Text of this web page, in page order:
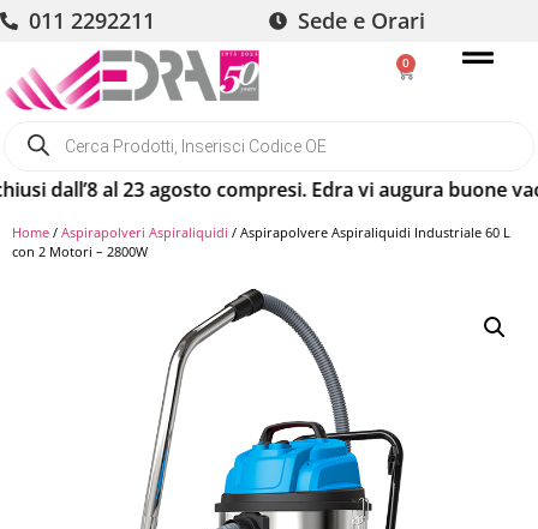
011 2292211 Sede e Orari
0
dall’8 al 23 agosto compresi. Edra vi augura buone
Home / Aspirapolveri Aspiraliquidi / Aspirapolvere Aspiraliquidi Industriale 60 L
con 2 Motori – 2800W